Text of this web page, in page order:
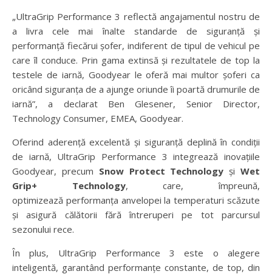
„UltraGrip Performance 3 reflectă angajamentul nostru de
a livra cele mai înalte standarde de siguranță și
performanță fiecărui șofer, indiferent de tipul de vehicul pe
care îl conduce. Prin gama extinsă și rezultatele de top la
testele de iarnă, Goodyear le oferă mai multor șoferi ca
oricând siguranța de a ajunge oriunde îi poartă drumurile de
iarnă”, a declarat Ben Glesener, Senior Director,
Technology Consumer, EMEA, Goodyear.
Oferind aderență excelentă și siguranță deplină în condiții
de iarnă, UltraGrip Performance 3 integrează inovațiile
Goodyear, precum Snow Protect Technology șiWet
Grip+ Technology, care, împreună,
optimizează performanța anvelopei la temperaturi scăzute
și asigură călătorii fără întreruperi pe tot parcursul
sezonului rece.
În plus, UltraGrip Performance 3 este o alegere
inteligentă, garantând performanțe constante, de top, din